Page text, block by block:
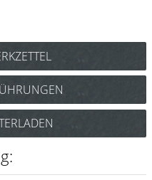
Nr.247